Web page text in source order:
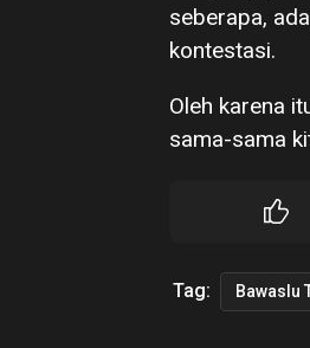
seberapa,
kontestasi.
Oleh karena
sama-sama
Tag: Bawaslu